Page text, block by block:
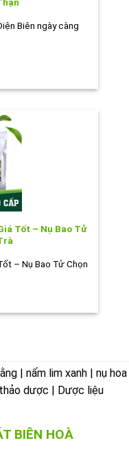
Biên ngày càng
Tốt – Nụ Bao Tử
– Nụ Bao Tử Chọn
| nấm lim xanh | nụ hoa
dược | Dược liệu
BIÊN HOÀ